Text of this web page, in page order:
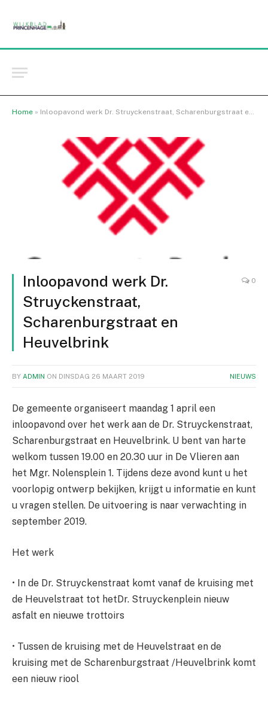
Home » Inloopavond werk Dr. Struyckenstraat, Scharenburgstraat en Heuvelbrink
Inloopavond werk Dr.
Struyckenstraat,
Scharenburgstraat en
Heuvelbrink
0
BY ADMIN ON DINSDAG 26 MAART 2019 NIEUWS
De gemeente organiseert maandag 1 april een
inloopavond over het werk aan de Dr. Struyckenstraat,
Scharenburgstraat en Heuvelbrink. U bent van harte
welkom tussen 19.00 en 20.30 uur in De Vlieren aan
het Mgr. Nolensplein 1. Tijdens deze avond kunt u het
voorlopig ontwerp bekijken, krijgt u informatie en kunt
u vragen stellen. De uitvoering is naar verwachting in
september 2019.
Het werk
• In de Dr. Struyckenstraat komt vanaf de kruising met
de Heuvelstraat tot hetDr. Struyckenplein nieuw
asfalt en nieuwe trottoirs
• Tussen de kruising met de Heuvelstraat en de
kruising met de Scharenburgstraat /Heuvelbrink komt
een nieuw riool